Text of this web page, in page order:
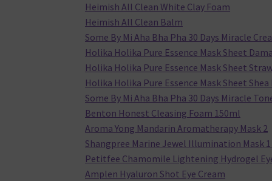
Heimish All Clean White Clay Foam
Heimish All Clean Balm
Some By Mi Aha Bha Pha 30 Days Miracle
Holika Holika Pure Essence Mask Sheet
Holika Holika Pure Essence Mask Sheet
Holika Holika Pure Essence Mask Sheet
Some By Mi Aha Bha Pha 30 Days Miracle
Benton Honest Cleasing Foam 150ml
Aroma Yong Mandarin Aromatherapy Mask 2
Shangpree Marine Jewel Illumination Mask 1
Petitfee Chamomile Lightening Hydrogel
Amplen Hyaluron Shot Eye Cream